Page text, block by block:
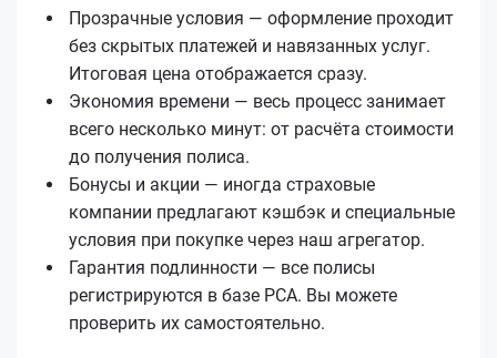
Прозрачные условия — оформление проходит
без скрытых платежей и навязанных услуг.
Итоговая цена отображается сразу.
Экономия времени — весь процесс занимает
всего несколько минут: от расчёта стоимости
до получения полиса.
Бонусы и акции — иногда страховые
компании предлагают кэшбэк и специальные
условия при покупке через наш агрегатор.
Гарантия подлинности — все полисы
регистрируются в базе РСА. Вы можете
проверить их самостоятельно.